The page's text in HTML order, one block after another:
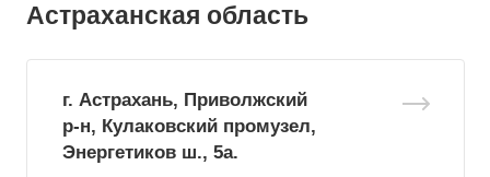
Астраханская область
г. Астрахань, Приволжский
р-н, Кулаковский промузел,
Энергетиков ш., 5а.